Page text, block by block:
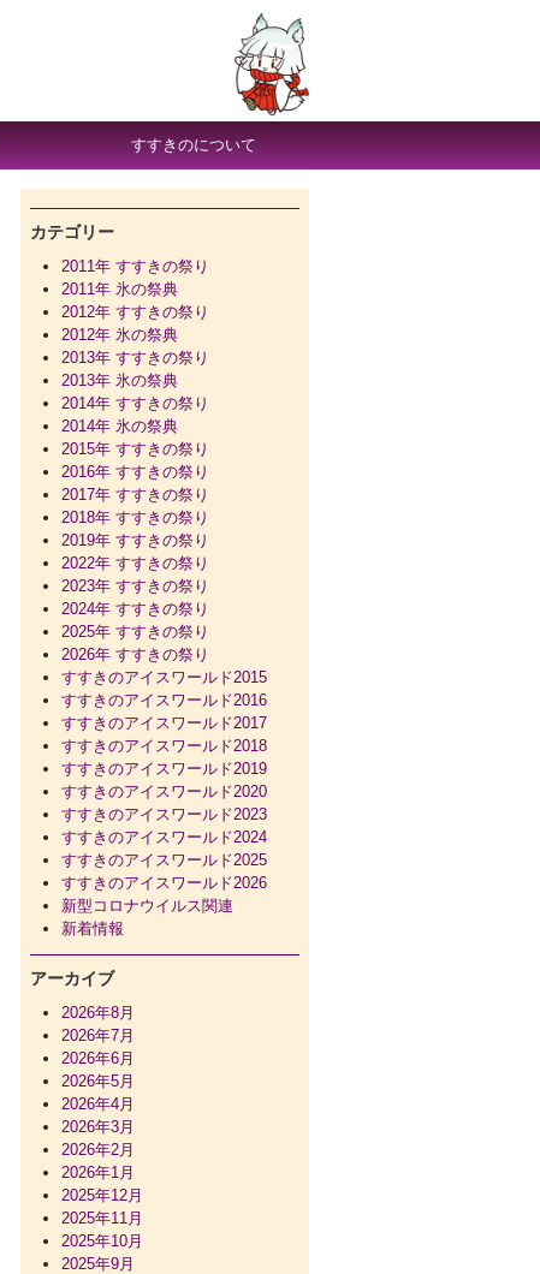
すすきのについて
カテゴリー
2011年 すすきの祭り
2011年 氷の祭典
2012年 すすきの祭り
2012年 氷の祭典
2013年 すすきの祭り
2013年 氷の祭典
2014年 すすきの祭り
2014年 氷の祭典
2015年 すすきの祭り
2016年 すすきの祭り
2017年 すすきの祭り
2018年 すすきの祭り
2019年 すすきの祭り
2022年 すすきの祭り
2023年 すすきの祭り
2024年 すすきの祭り
2025年 すすきの祭り
2026年 すすきの祭り
すすきのアイスワールド2015
すすきのアイスワールド2016
すすきのアイスワールド2017
すすきのアイスワールド2018
すすきのアイスワールド2019
すすきのアイスワールド2020
すすきのアイスワールド2023
すすきのアイスワールド2024
すすきのアイスワールド2025
すすきのアイスワールド2026
新型コロナウイルス関連
新着情報
アーカイブ
2026年8月
2026年7月
2026年6月
2026年5月
2026年4月
2026年3月
2026年2月
2026年1月
2025年12月
2025年11月
2025年10月
2025年9月